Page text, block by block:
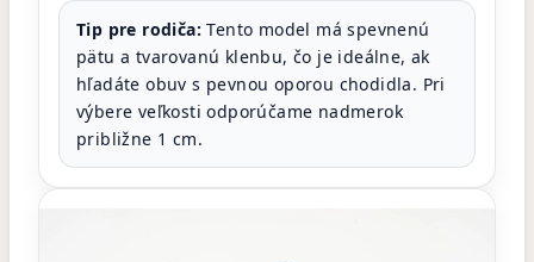
Tip pre rodiča: Tento model má spevnenú
pätu a tvarovanú klenbu, čo je ideálne, ak
hľadáte obuv s pevnou oporou chodidla. Pri
výbere veľkosti odporúčame nadmerok
približne 1 cm.